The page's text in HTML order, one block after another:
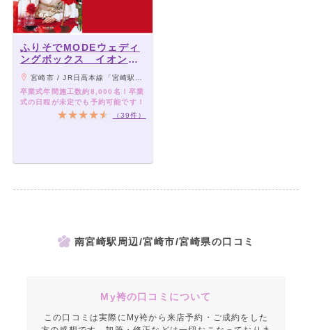
ふりそでMODEウェディ
ングボックス イオンモ
ール宮崎店
宮崎市 / JR日高本線「宮崎駅」より車10分
卒業式年間施工数約8,000名！卒業
式の日程が未定でも予約可能です！
（39件）
南宮崎駅周辺/宮崎市/宮崎県の口コミ
My袴の口コミについて
この口コミは実際にMy袴から来店予約・ご成約をした